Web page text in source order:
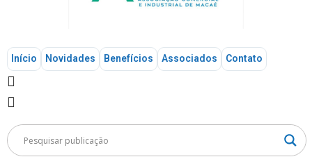
Início Novidades Benefícios Associados Contato